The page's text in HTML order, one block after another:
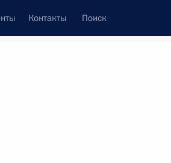
Контакты Поиск